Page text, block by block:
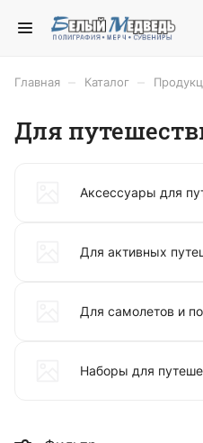
Главная Каталог
Для
Аксессуары для
Для активных
Для самолетов и
Наборы для